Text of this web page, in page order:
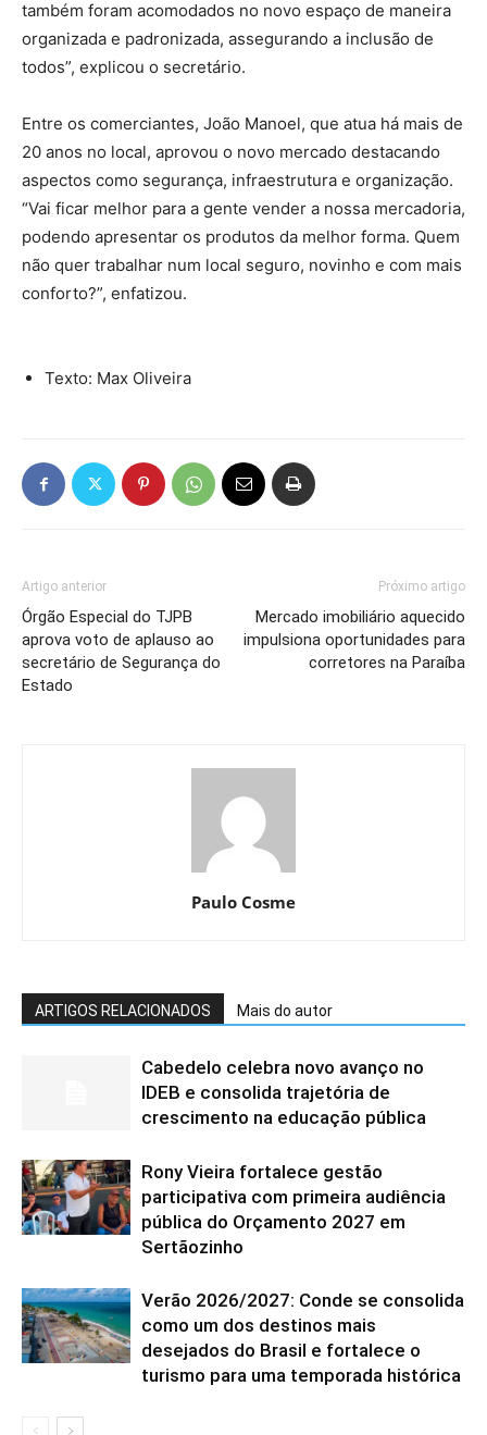
também foram acomodados no novo espaço de maneira
organizada e padronizada, assegurando a inclusão de
todos”, explicou o secretário.
Entre os comerciantes, João Manoel, que atua há mais de
20 anos no local, aprovou o novo mercado destacando
aspectos como segurança, infraestrutura e organização.
“Vai ficar melhor para a gente vender a nossa mercadoria,
podendo apresentar os produtos da melhor forma. Quem
não quer trabalhar num local seguro, novinho e com mais
conforto?”, enfatizou.
Texto: Max Oliveira
Artigo anterior
Órgão Especial do TJPB
aprova voto de aplauso ao
secretário de Segurança do
Estado
Próximo artigo
Mercado imobiliário aquecido
impulsiona oportunidades para
corretores na Paraíba
Paulo Cosme
ARTIGOS RELACIONADOS Mais do autor
Cabedelo celebra novo avanço no
IDEB e consolida trajetória de
crescimento na educação pública
Rony Vieira fortalece gestão
participativa com primeira audiência
pública do Orçamento 2027 em
Sertãozinho
Verão 2026/2027: Conde se consolida
como um dos destinos mais
desejados do Brasil e fortalece o
turismo para uma temporada histórica